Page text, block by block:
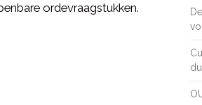
ordevraagstukken.